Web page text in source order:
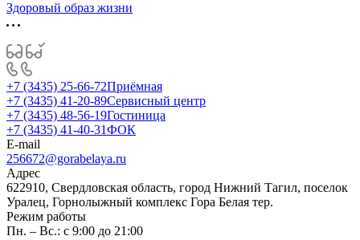
Здоровый образ жизни
+7 (3435) 25-66-72Приёмная
+7 (3435) 41-20-89Сервисный центр
+7 (3435) 48-56-19Гостиница
+7 (3435) 41-40-31ФОК
E-mail
256672@gorabelaya.ru
Адрес
622910, Свердловская область, город Нижний Тагил, поселок
Уралец, Горнолыжный комплекс Гора Белая тер.
Режим работы
Пн. – Вс.: с 9:00 до 21:00